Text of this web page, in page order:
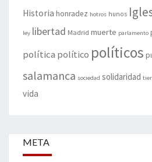
Historia honradez hotros hunos
ley libertad Madrid muerte parlamento
política político políticos
salamanca sociedad solidaridad
vida
META